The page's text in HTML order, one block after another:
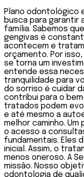
Plano odontológico
busca para garantir
família. Sabemos
gengivas é
acontecem e
orçamento. Por
se torna um
entende essa
tranquilidade para
do sorriso é cuidar
contribui para o
tratados podem
e até mesmo a
melhor caminho.
o acesso a
fundamentais. Eles
inicial. Assim, o
menos oneroso. A
missão. Nosso
odontologia de